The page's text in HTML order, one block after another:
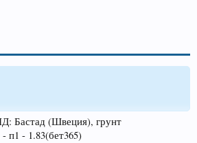
(Швеция), грунт
- п1 - 1.83(бет365)